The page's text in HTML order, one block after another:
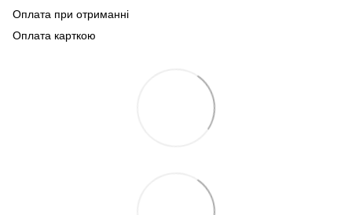
Оплата при отриманні
Оплата карткою